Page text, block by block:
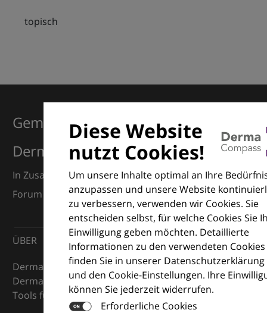
topisch
Diese Website
nutzt Cookies!
Um unsere Inhalte optimal an Ihre
anzupassen und unsere Website
zu verbessern, verwenden wir Cookies. Sie
entscheiden selbst, für welche Cookies Sie
Einwilligung geben möchten. Detaillierte
Informationen zu den verwendeten Cookies
finden Sie in unserer Datenschutzerklärung
und den Cookie-Einstellungen. Ihre
können Sie jederzeit widerrufen.
Erforderliche Cookies
Gemeinsam für Exzellenz in der
Dermatologie
In Zusammenarbeit mit dem European Dermatology
Forum (EDF) und Euroderm Excellence
ÜBER
DermaCompass ist Ihr digitaler Kompass für die
Dermatologie – mit Wissen, Bildern und praktischen
Tools für den klinischen Alltag.